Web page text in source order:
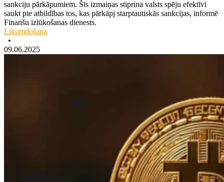
sankciju pārkāpumiem. Šīs izmaiņas stiprina valsts spēju efektīvi
saukt pie atbildības tos, kas pārkāpj starptautiskās sankcijas, informē
Finanšu izlūkošanas dienests.
Likumdošana
•
09.06.2025